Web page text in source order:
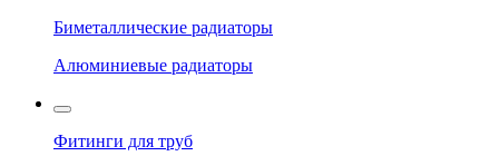
Биметаллические радиаторы
Алюминиевые радиаторы
Фитинги для труб